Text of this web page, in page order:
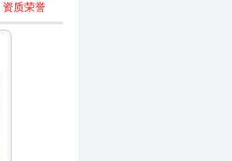
资质荣誉